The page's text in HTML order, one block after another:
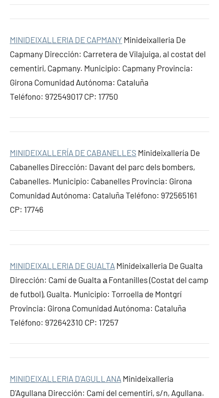
MINIDEIXALLERIA DE CAPMANY Minideixalleria De
Capmany Dirección: Carretera de Vilajuiga, al costat del
cementiri, Capmany. Municipio: Capmany Provincia:
Girona Comunidad Autónoma: Cataluña
Teléfono: 972549017 CP: 17750
MINIDEIXALLERÍA DE CABANELLES Minideixallería De
Cabanelles Dirección: Davant del parc dels bombers,
Cabanelles. Municipio: Cabanelles Provincia: Girona
Comunidad Autónoma: Cataluña Teléfono: 972565161
CP: 17746
MINIDEIXALLERIA DE GUALTA Minideixalleria De Gualta
Dirección: Camí de Gualta а Fontanilles (Costat del camp
de futbol), Gualta. Municipio: Torroella de Montgrí
Provincia: Girona Comunidad Autónoma: Cataluña
Teléfono: 972642310 CP: 17257
MINIDEIXALLERIA D'AGULLANA Minideixalleria
D'Agullana Dirección: Camí del cementiri, s/n, Agullana.